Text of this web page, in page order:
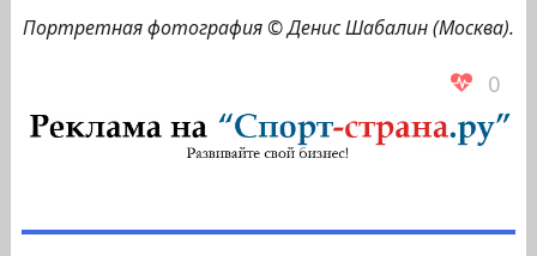
Портретная фотография © Денис Шабалин (Москва).
0